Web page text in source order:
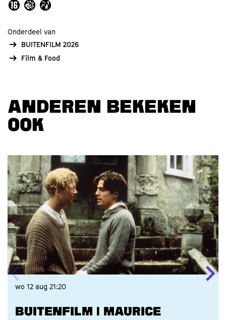
Onderdeel van
BUITENFILM 2026
Film & Food
ANDEREN BEKEKEN
OOK
BUITENFILM | MAURICE
wo 12 aug 21:20